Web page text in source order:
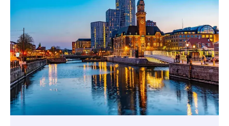
Manuellt Få hjälp
Välj tillvägagångssätt